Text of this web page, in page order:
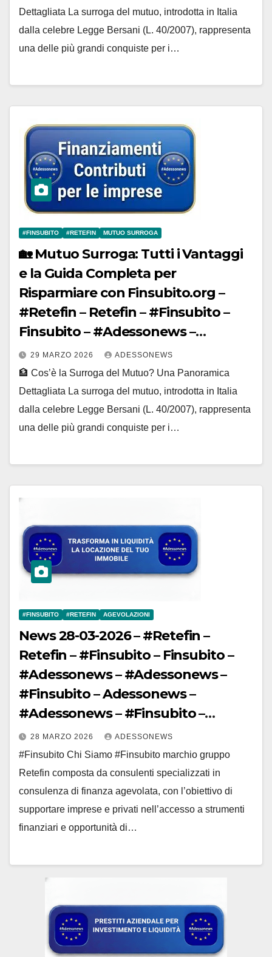
#Finsubito – Adessonews –
#Adessonews – #Finsubito –
Adessonews – #Adessonews –
Dettagliata La surroga del mutuo, introdotta in Italia
dalla celebre Legge Bersani (L. 40/2007), rappresenta
una delle più grandi conquiste per i…
#FINSUBITO #RETEFIN MUTUO SURROGA
🏡 Mutuo Surroga: Tutti i Vantaggi
e la Guida Completa per
Risparmiare con Finsubito.org –
#Retefin – Retefin – #Finsubito –
Finsubito – #Adessonews –
#Adessonews – #Finsubito –
Adessonews – #Adessonews –
#Finsubito – Adessonews –
#Adessonews – #Finsubito –
Adessonews
29 MARZO 2026 ADESSONEWS
🏦 Cos’è la Surroga del Mutuo? Una Panoramica
Dettagliata La surroga del mutuo, introdotta in Italia
dalla celebre Legge Bersani (L. 40/2007), rappresenta
una delle più grandi conquiste per i…
#FINSUBITO #RETEFIN AGEVOLAZIONI
News 28-03-2026 – #Retefin –
Retefin – #Finsubito – Finsubito –
#Adessonews – #Adessonews –
#Finsubito – Adessonews –
#Adessonews – #Finsubito –
Adessonews – #Adessonews –
#Finsubito – Adessonews
28 MARZO 2026 ADESSONEWS
#Finsubito Chi Siamo #Finsubito marchio gruppo
Retefin composta da consulenti specializzati in
consulenza di finanza agevolata, con l’obiettivo di
supportare imprese e privati nell’accesso a strumenti
finanziari e opportunità di…